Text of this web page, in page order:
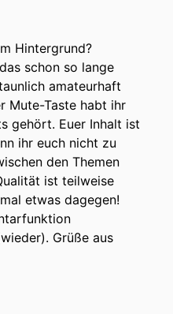
Hintergrund?
schon so lange
amateurhaft
Mute-Taste habt ihr
gehört. Euer Inhalt ist
ihr euch nicht zu
den Themen
ist teilweise
etwas dagegen!
Grüße aus